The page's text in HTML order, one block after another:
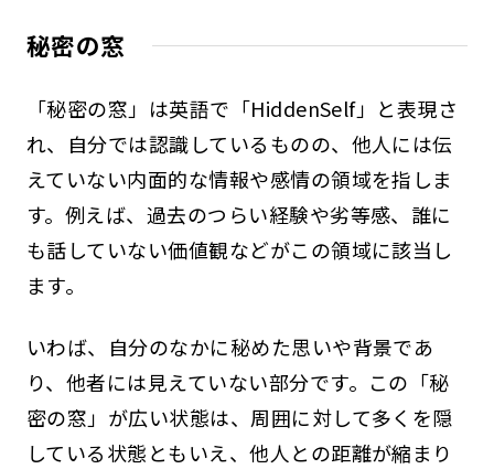
秘密の窓
「秘密の窓」は英語で「HiddenSelf」と表現さ
れ、自分では認識しているものの、他人には伝
えていない内面的な情報や感情の領域を指しま
す。例えば、過去のつらい経験や劣等感、誰に
も話していない価値観などがこの領域に該当し
ます。
いわば、自分のなかに秘めた思いや背景であ
り、他者には見えていない部分です。この「秘
密の窓」が広い状態は、周囲に対して多くを隠
している状態ともいえ、他人との距離が縮まり